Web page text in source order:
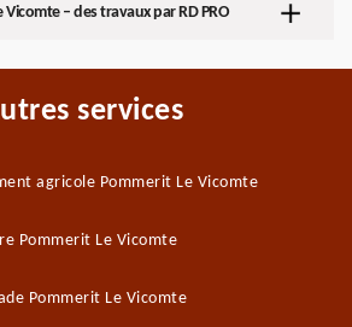
– des travaux par RD PRO
services
agricole Pommerit Le Vicomte
Pommerit Le Vicomte
Pommerit Le Vicomte